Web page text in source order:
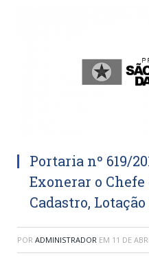
Portaria nº 619/
Exonerar o Chefe
Cadastro,
POR ADMINISTRADOR EM 11 DE